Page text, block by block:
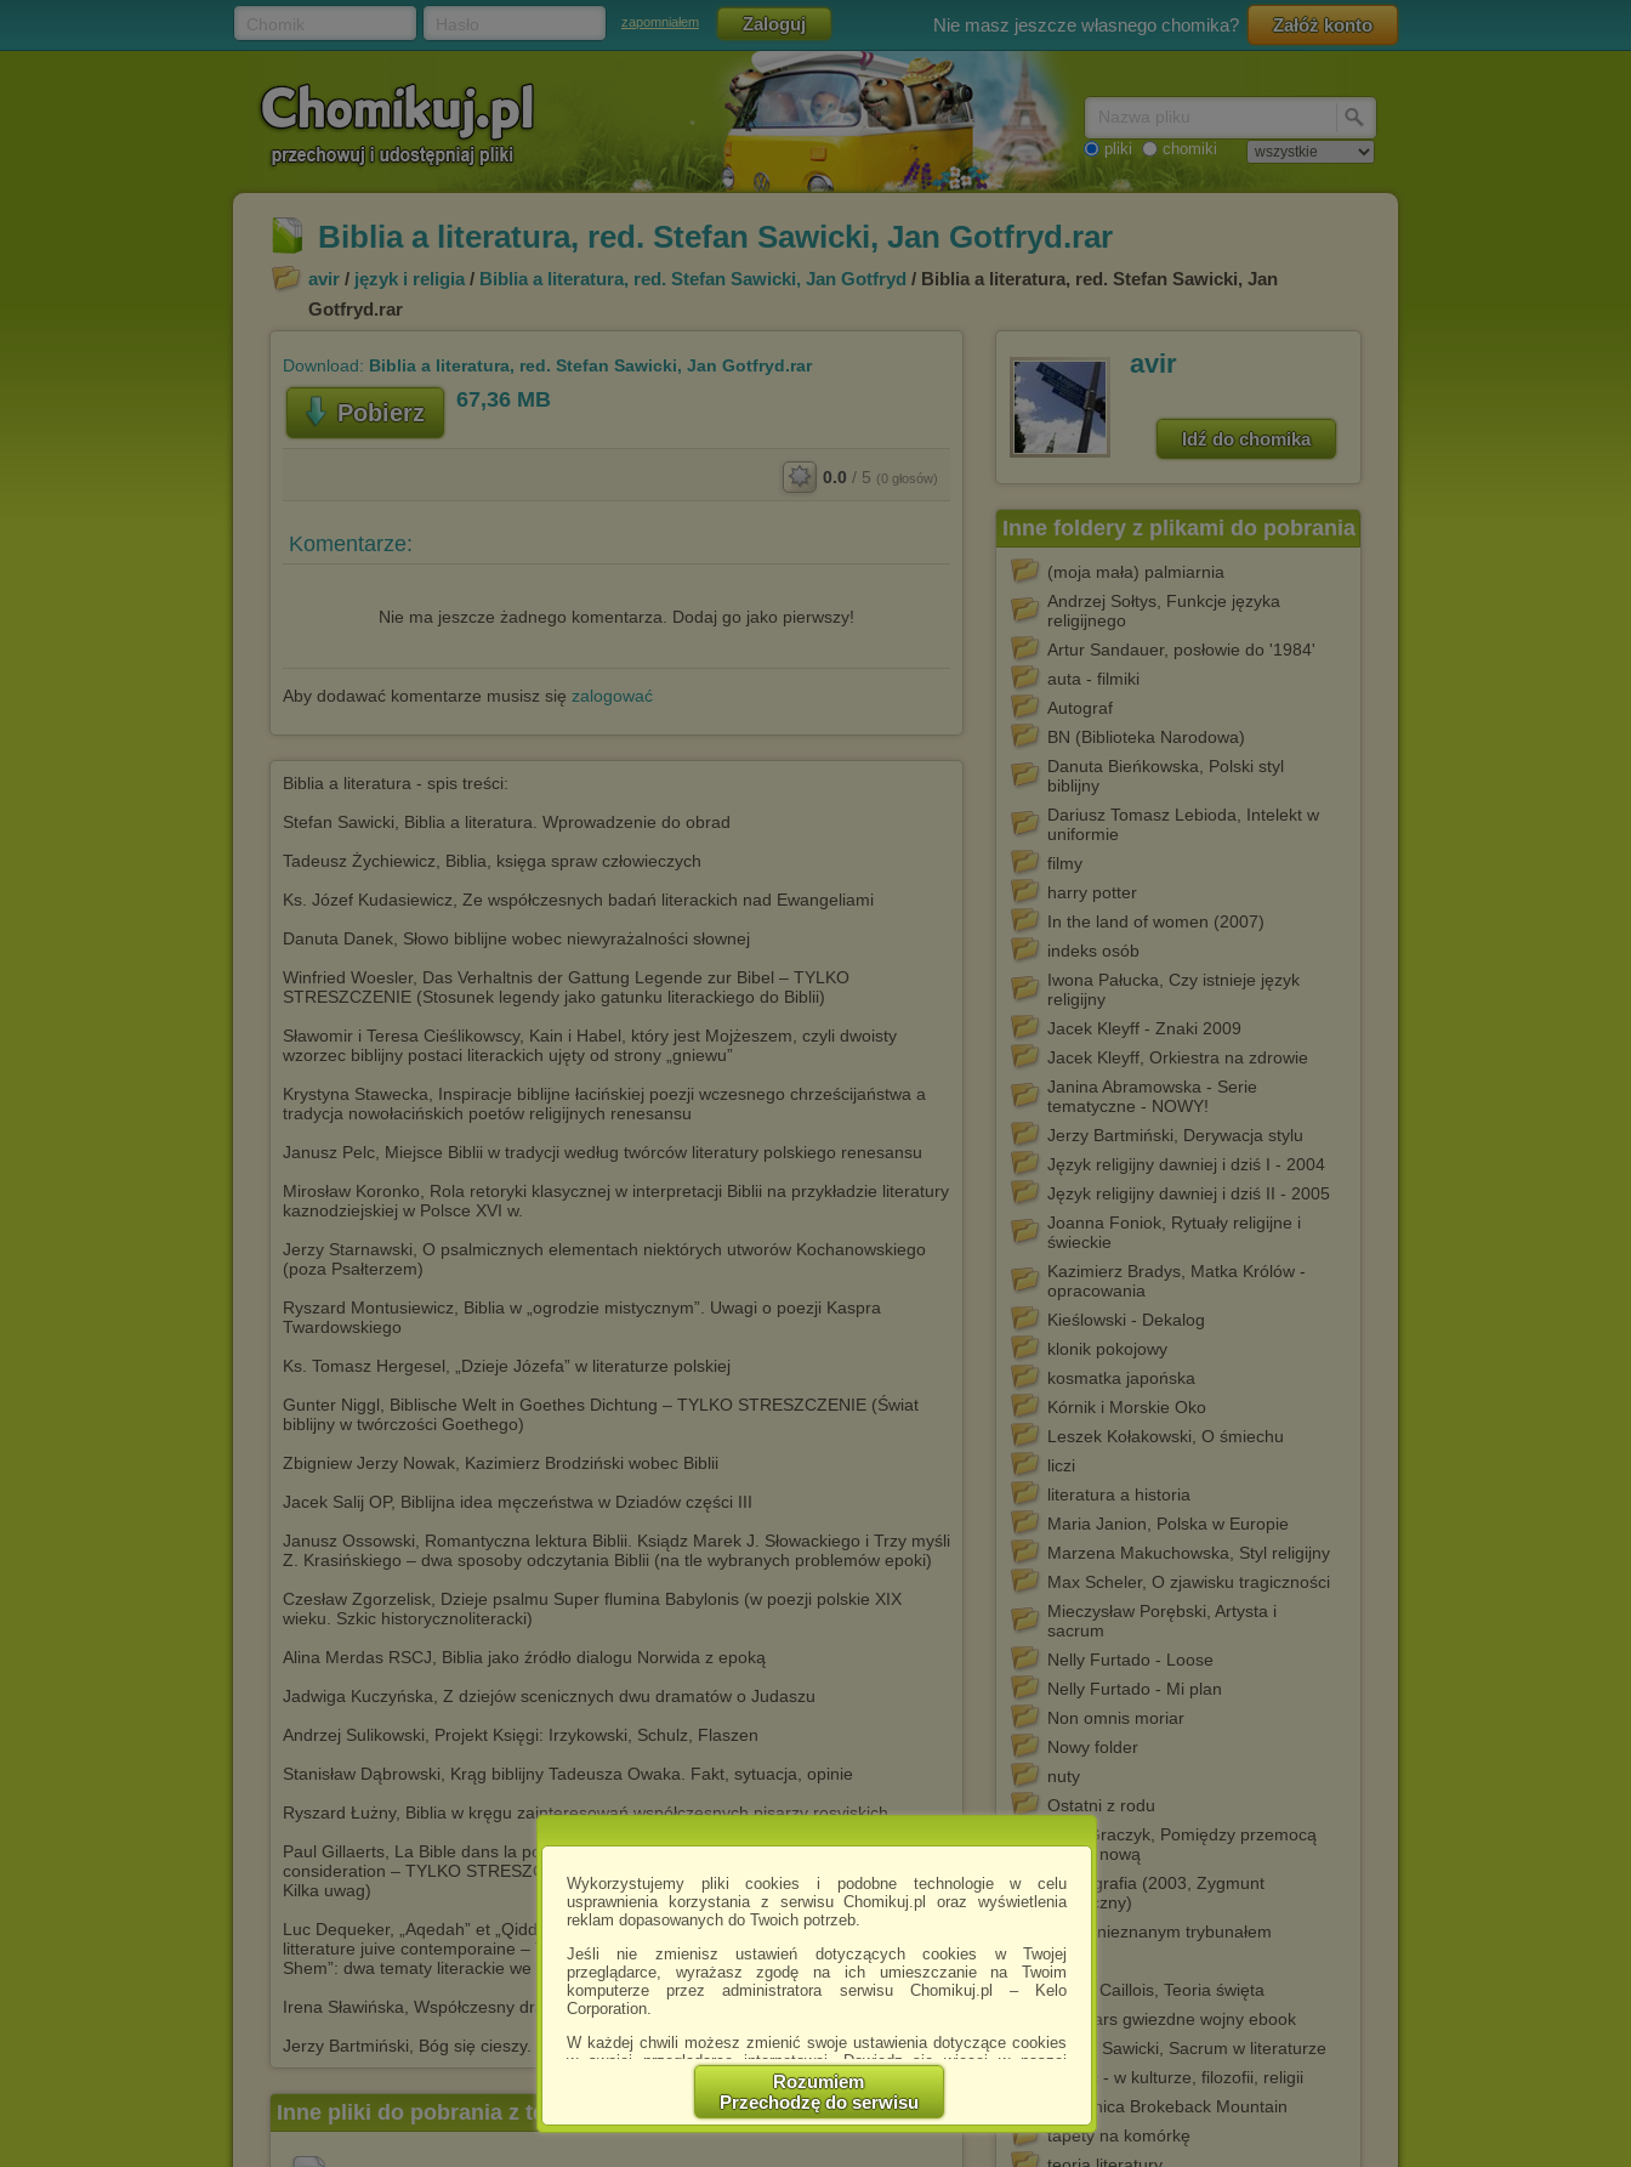
Wykorzystujemy pliki cookies i podobne technologie w celu
usprawnienia korzystania z serwisu Chomikuj.pl oraz wyświetlenia
reklam dopasowanych do Twoich potrzeb.
Jeśli nie zmienisz ustawień dotyczących cookies w Twojej
przeglądarce, wyrażasz zgodę na ich umieszczanie na Twoim
komputerze przez administratora serwisu Chomikuj.pl – Kelo
Corporation.
W każdej chwili możesz zmienić swoje ustawienia dotyczące cookies
w swojej przeglądarce internetowej. Dowiedz się więcej w naszej
http://chomikuj.pl/PolitykaPrywatnosci.aspx
Jednocześnie informujemy że zmiana ustawień przeglądarki może
spowodować ograniczenie korzystania ze strony Chomikuj.pl.
Rozumiem
Przechodzę do serwisu
zapomniałem Nie masz jeszcze własnego chomika? Załóż konto
pliki chomiki
Biblia a literatura, red. Stefan Sawicki, Jan Gotfryd.rar
avir / język i religia / Biblia a literatura, red. Stefan Sawicki, Jan Gotfryd / Biblia a literatura, red. Stefan Sawicki, Jan
Gotfryd.rar
Download: Biblia a literatura, red. Stefan Sawicki, Jan Gotfryd.rar
Pobierz 67,36 MB
0.0 / 5 (0 głosów)
Komentarze:
Nie ma jeszcze żadnego komentarza. Dodaj go jako pierwszy!
Aby dodawać komentarze musisz się zalogować
avir
Idź do chomika
Inne foldery z plikami do pobrania
(moja mała) palmiarnia
Andrzej Sołtys, Funkcje języka
religijnego
Artur Sandauer, posłowie do '1984'
auta - filmiki
Autograf
BN (Biblioteka Narodowa)
Danuta Bieńkowska, Polski styl
biblijny
Dariusz Tomasz Lebioda, Intelekt w
uniformie
filmy
harry potter
In the land of women (2007)
indeks osób
Iwona Pałucka, Czy istnieje język
religijny
Jacek Kleyff - Znaki 2009
Jacek Kleyff, Orkiestra na zdrowie
Janina Abramowska - Serie
tematyczne - NOWY!
Jerzy Bartmiński, Derywacja stylu
Język religijny dawniej i dziś I - 2004
Język religijny dawniej i dziś II - 2005
Joanna Foniok, Rytuały religijne i
świeckie
Kazimierz Bradys, Matka Królów -
opracowania
Kieślowski - Dekalog
klonik pokojowy
kosmatka japońska
Kórnik i Morskie Oko
Leszek Kołakowski, O śmiechu
liczi
literatura a historia
Maria Janion, Polska w Europie
Marzena Makuchowska, Styl religijny
Max Scheler, O zjawisku tragiczności
Mieczysław Porębski, Artysta i
sacrum
Nelly Furtado - Loose
Nelly Furtado - Mi plan
Non omnis moriar
Nowy folder
nuty
Ostatni z rodu
Piotr Graczyk, Pomiędzy przemocą
starą i nową
Pornografia (2003, Zygmunt
Konieczny)
Przed nieznanym trybunałem
recital
Roger Caillois, Teoria święta
star wars gwiezdne wojny ebook
Stefan Sawicki, Sacrum w literaturze
śmierć - w kulturze, filozofii, religii
Tajemnica Brokeback Mountain
tapety na komórkę
Biblia a literatura - spis treści:
Stefan Sawicki, Biblia a literatura. Wprowadzenie do obrad
Tadeusz Żychiewicz, Biblia, księga spraw człowieczych
Ks. Józef Kudasiewicz, Ze współczesnych badań literackich nad Ewangeliami
Danuta Danek, Słowo biblijne wobec niewyrażalności słownej
Winfried Woesler, Das Verhaltnis der Gattung Legende zur Bibel – TYLKO
STRESZCZENIE (Stosunek legendy jako gatunku literackiego do Biblii)
Sławomir i Teresa Cieślikowscy, Kain i Habel, który jest Mojżeszem, czyli dwoisty
wzorzec biblijny postaci literackich ujęty od strony „gniewu”
Krystyna Stawecka, Inspiracje biblijne łacińskiej poezji wczesnego chrześcijaństwa a
tradycja nowołacińskich poetów religijnych renesansu
Janusz Pelc, Miejsce Biblii w tradycji według twórców literatury polskiego renesansu
Mirosław Koronko, Rola retoryki klasycznej w interpretacji Biblii na przykładzie literatury
kaznodziejskiej w Polsce XVI w.
Jerzy Starnawski, O psalmicznych elementach niektórych utworów Kochanowskiego
(poza Psałterzem)
Ryszard Montusiewicz, Biblia w „ogrodzie mistycznym”. Uwagi o poezji Kaspra
Twardowskiego
Ks. Tomasz Hergesel, „Dzieje Józefa” w literaturze polskiej
Gunter Niggl, Biblische Welt in Goethes Dichtung – TYLKO STRESZCZENIE (Świat
biblijny w twórczości Goethego)
Zbigniew Jerzy Nowak, Kazimierz Brodziński wobec Biblii
Jacek Salij OP, Biblijna idea męczeństwa w Dziadów części III
Janusz Ossowski, Romantyczna lektura Biblii. Ksiądz Marek J. Słowackiego i Trzy myśli
Z. Krasińskiego – dwa sposoby odczytania Biblii (na tle wybranych problemów epoki)
Czesław Zgorzelisk, Dzieje psalmu Super flumina Babylonis (w poezji polskie XIX
wieku. Szkic historycznoliteracki)
Alina Merdas RSCJ, Biblia jako źródło dialogu Norwida z epoką
Jadwiga Kuczyńska, Z dziejów scenicznych dwu dramatów o Judaszu
Andrzej Sulikowski, Projekt Księgi: Irzykowski, Schulz, Flaszen
Stanisław Dąbrowski, Krąg biblijny Tadeusza Owaka. Fakt, sytuacja, opinie
Ryszard Łużny, Biblia w kręgu zainteresowań współczesnych pisarzy rosyjskich
Paul Gillaerts, La Bible dans la poesie neerlandaise de l’apres-gierre. Quelques
consideration – TYLKO STRESZCZENIE (Biblia w powojennej poezji niderlandzkiej.
Kilka uwag)
Luc Dequeker, „Aqedah” et „Qiddush ha-Shem” deux themes litteraires dans la
litterature juive contemporaine – TYLKO STRESZCZENIE („Aqedah” i „Qiddush ha-
Shem”: dwa tematy literackie we współczesnej literaturze żydowskiej)
Irena Sławińska, Współczesny dramat biblijny
Jerzy Bartmiński, Bóg się cieszy. Przykład chrystianizacji noworocznej kolędy ludowej
Inne pliki do pobrania z tego chomika